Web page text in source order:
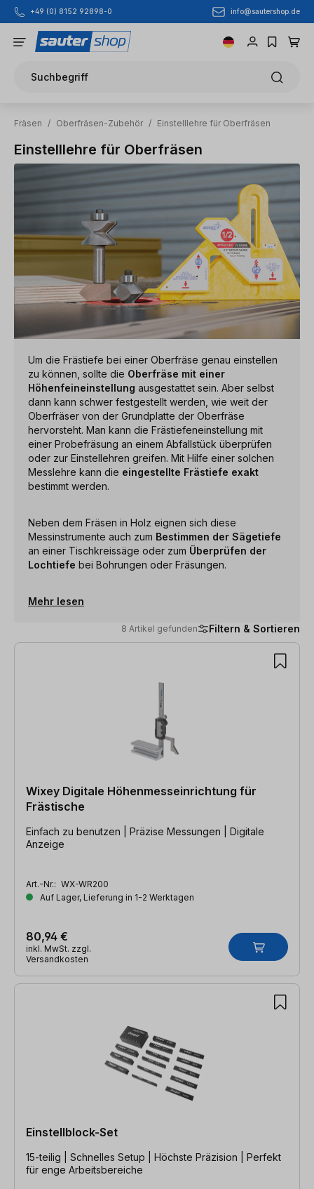
Zum Hauptinhalt springen
+49 (0) 8152 92898-0 info@sautershop.de
Suchbegriff
Fräsen / Oberfräsen-Zubehör / Einstelllehre für Oberfräsen
Einstelllehre für Oberfräsen
Um die Frästiefe bei einer Oberfräse genau einstellen
zu können, sollte die Oberfräse mit einer
Höhenfeineinstellung ausgestattet sein. Aber selbst
dann kann schwer festgestellt werden, wie weit der
Oberfräser von der Grundplatte der Oberfräse
hervorsteht. Man kann die Frästiefeneinstellung mit
einer Probefräsung an einem Abfallstück überprüfen
oder zur Einstellehren greifen. Mit Hilfe einer solchen
Messlehre kann die eingestellte Frästiefe exakt
bestimmt werden.
Neben dem Fräsen in Holz eignen sich diese
Messinstrumente auch zum Bestimmen der Sägetiefe
an einer Tischkreissäge oder zum Überprüfen der
Lochtiefe bei Bohrungen oder Fräsungen.
Mehr lesen
8 Artikel gefunden Filtern & Sortieren
8 Artikel gefunden
Wixey Digitale Höhenmesseinrichtung für
Frästische
Einfach zu benutzen | Präzise Messungen | Digitale
Anzeige
Art.-Nr.: WX-WR200
Auf Lager, Lieferung in 1-2 Werktagen
80,94 €
inkl. MwSt. zzgl.
Versandkosten
Einstellblock-Set
15-teilig | Schnelles Setup | Höchste Präzision | Perfekt
für enge Arbeitsbereiche